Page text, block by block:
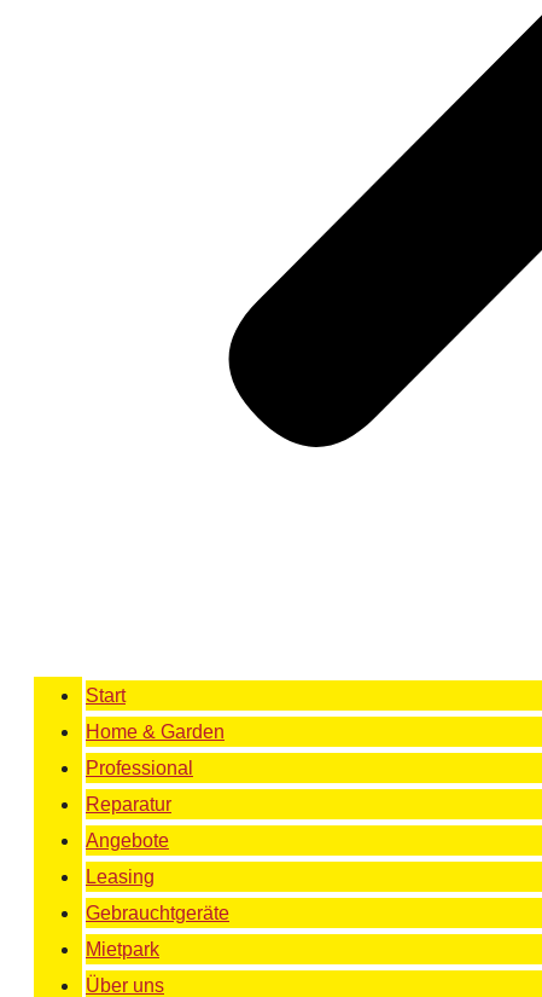
Start
Home & Garden
Professional
Reparatur
Angebote
Leasing
Gebrauchtgeräte
Mietpark
Über uns